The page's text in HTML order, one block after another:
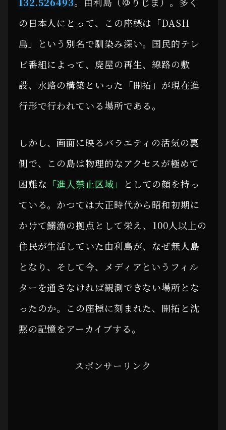
の日本人にとって、この座標は「DASH
島」という別名で馴染み深い。国民的テレ
ビ番組によって、廃屋の再生、線路の敷
設、水路の構築といった「開拓」が現在進
行形で行われている場所である。
しかし、画面に映るバラエティの活気の裏
側で、この島は物理的なアクセスが極めて
困難な 「進入禁止区域」
としての顔を持っ
ている。かつては大正時代から昭和初期に
かけて鰯漁の拠点として栄え、100人以上の
住民が生活していた由利島が、なぜ無人島
となり、そして今、メディアというフィル
ターを通さなければ観測できない場所とな
ったのか。この座標に刻まれた、開拓と沈
黙の記憶をアーカイブする。
スポンサーリンク